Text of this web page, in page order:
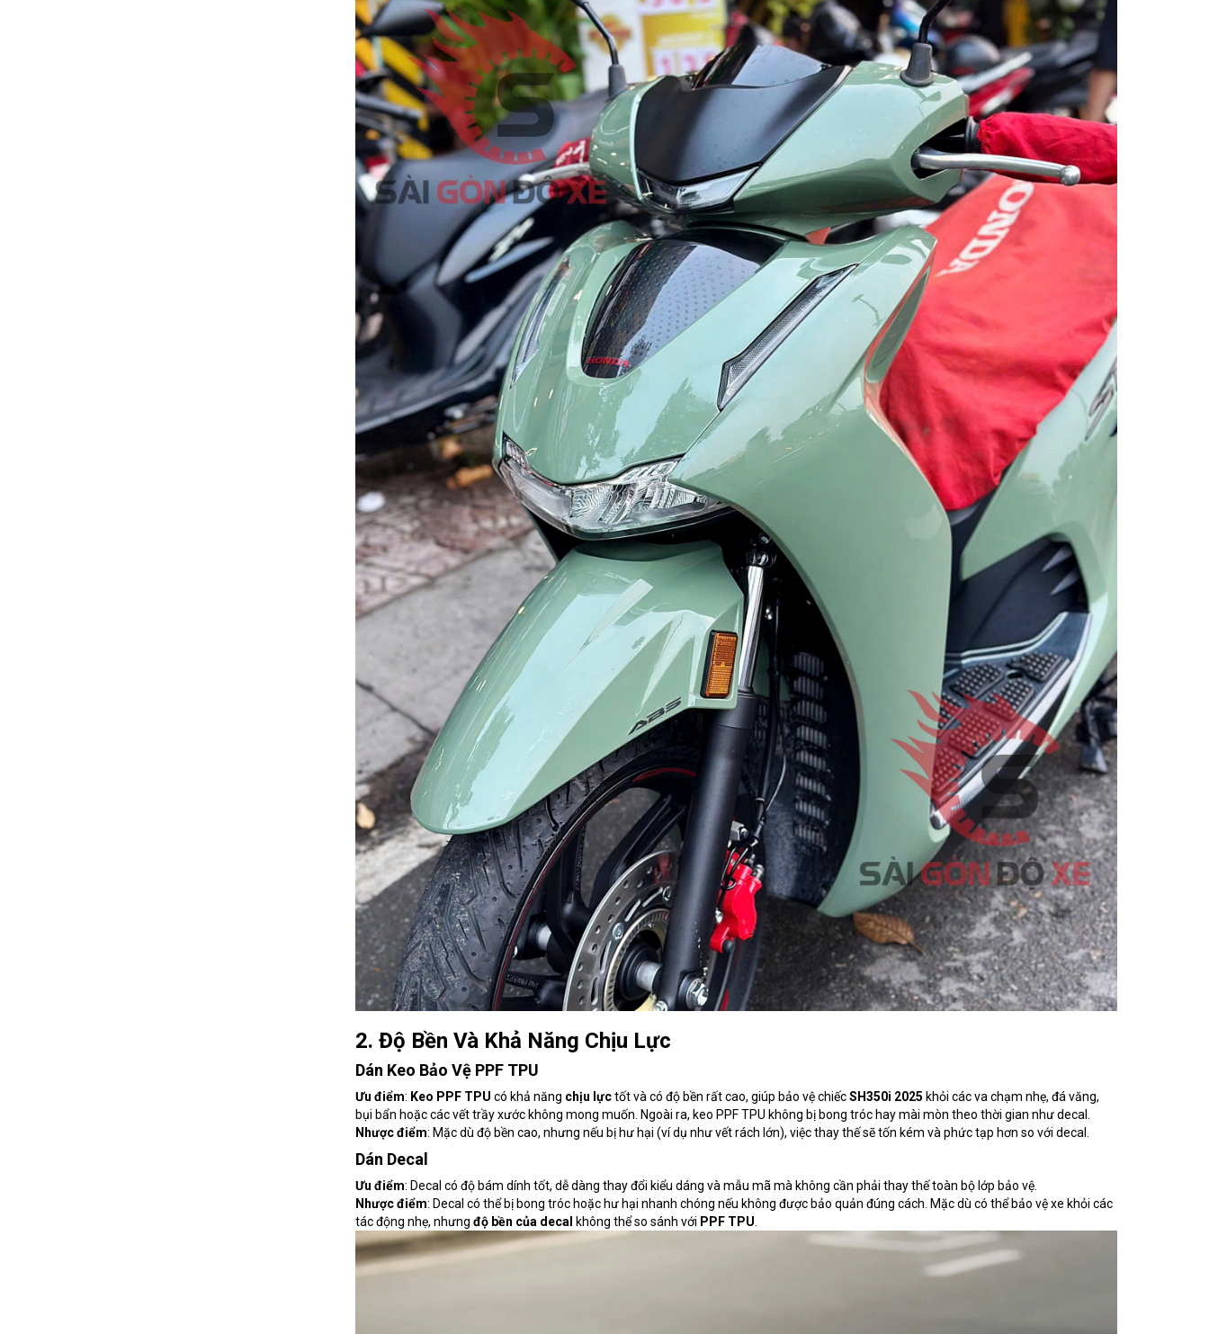
2. Độ Bền Và Khả Năng Chịu Lực
Dán Keo Bảo Vệ PPF TPU
Ưu điểm: Keo PPF TPU có khả năng chịu lựctốt và có độ bền rất cao, giúp bảo vệ chiếcSH350i 2025 khỏi các va chạm nhẹ, đá văng,
bụi bẩn hoặc các vết trầy xước không mong muốn. Ngoài ra, keo PPF TPU không bị bong tróc hay mài mòn theo thời gian như decal.
Nhược điểm: Mặc dù độ bền cao, nhưng nếu bị hư hại (ví dụ như vết rách lớn), việc thay thế sẽ tốn kém và phức tạp hơn so với decal.
Dán Decal
Ưu điểm: Decal có độ bám dính tốt, dễ dàng thay đổi kiểu dáng và mẫu mã mà không cần phải thay thế toàn bộ lớp bảo vệ.
Nhược điểm: Decal có thể bị bong tróc hoặc hư hại nhanh chóng nếu không được bảo quản đúng cách. Mặc dù có thể bảo vệ xe khỏi các
tác động nhẹ, nhưng độ bền của decal không thể so sánh với PPF TPU